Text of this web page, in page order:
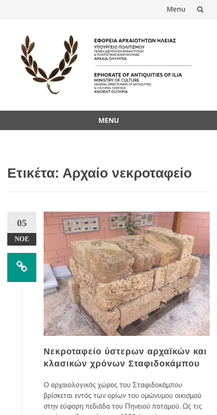
Menu
content
MENU
Ετικέτα: Αρχαίο νεκροταφείο
05
ΝΟΈ
Νεκροταφείο ύστερων αρχαϊκών και
κλασικών χρόνων Σταφιδοκάμπου
Ο αρχαιολογικός χώρος του Σταφιδοκάμπου
βρίσκεται εντός των ορίων του ομώνυμου οικισμού
στην εύφορη πεδιάδα του Πηνειού ποταμού. Ως τις